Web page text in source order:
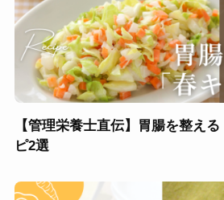
【管理栄養士直伝】胃腸を整え
ピ2選